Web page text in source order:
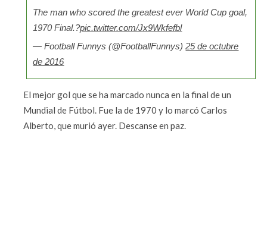
The man who scored the greatest ever World Cup goal,
1970 Final.?pic.twitter.com/Jx9Wkfefbl
— Football Funnys (@FootballFunnys)25 de octubre
de 2016
El mejor gol que se ha marcado nunca en la final de un
Mundial de Fútbol. Fue la de 1970 y lo marcó Carlos
Alberto, que murió ayer. Descanse en paz.